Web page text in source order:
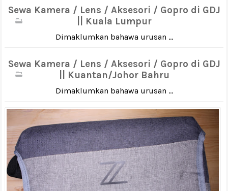
Sewa Kamera / Lens / Aksesori / Gopro di GDJ
|| Kuala Lumpur
Dimaklumkan bahawa urusan ...
Sewa Kamera / Lens / Aksesori / Gopro di GDJ
|| Kuantan/Johor Bahru
Dimaklumkan bahawa urusan ...